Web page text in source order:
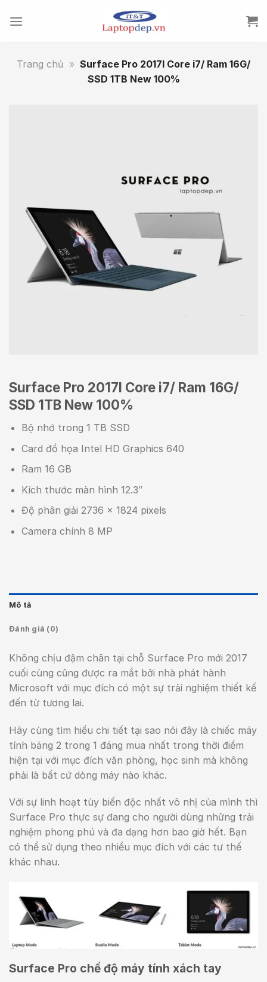
Trang chủ » Surface Pro 2017l Core i7/ Ram 16G/
SSD 1TB New 100%
Surface Pro 2017l Core i7/ Ram 16G/
SSD 1TB New 100%
Bộ nhớ trong 1 TB SSD
Card đồ họa Intel HD Graphics 640
Ram 16 GB
Kích thước màn hình 12.3″
Độ phân giải 2736 x 1824 pixels
Camera chính 8 MP
Mô tả
Đánh giá (0)
Không chịu đậm chân tại chỗ Surface Pro mới 2017
cuối cùng cũng được ra mắt bởi nhà phát hành
Microsoft với mục đích có một sự trải nghiệm thiết kế
đến từ tương lai.
Hãy cùng tìm hiểu chi tiết tại sao nói đây là chiếc máy
tính bảng 2 trong 1 đáng mua nhất trong thời điểm
hiện tại với mục đích văn phòng, học sinh mà không
phải là bất cứ dòng máy nào khác.
Với sự linh hoạt tùy biến độc nhất vô nhị của mình thì
Surface Pro thực sự đang cho người dùng những trải
nghiệm phong phú và đa dạng hơn bao giờ hết. Bạn
có thể sử dụng theo nhiều mục đích với các tư thế
khác nhau.
Surface Pro chế độ máy tính xách tay